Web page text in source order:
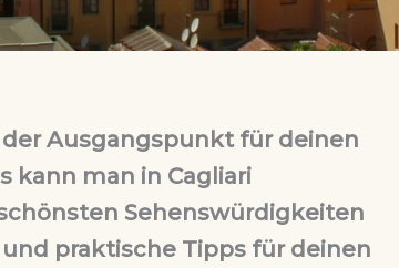
Ausgangspunkt für deinen
kann man in Cagliari
Sehenswürdigkeiten
praktische Tipps für deinen